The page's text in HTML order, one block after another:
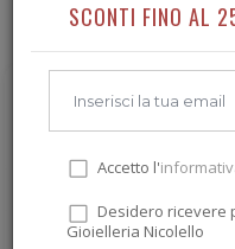
SCONTI FINO AL
Accetto l'
Desidero ricevere
Gioielleria Nicolello